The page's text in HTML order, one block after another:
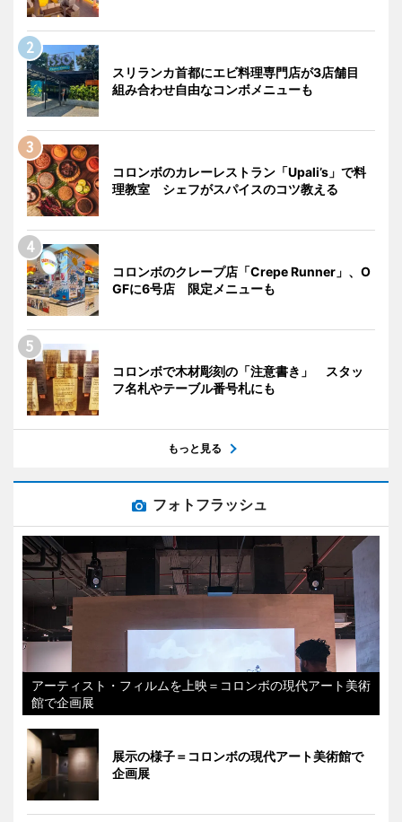
スリランカ首都にエビ料理専門店が3店舗目
組み合わせ自由なコンボメニューも
コロンボのカレーレストラン「Upali’s」で料
理教室 シェフがスパイスのコツ教える
コロンボのクレープ店「Crepe Runner」、O
GFに6号店 限定メニューも
コロンボで木材彫刻の「注意書き」 スタッ
フ名札やテーブル番号札にも
もっと見る
フォトフラッシュ
アーティスト・フィルムを上映＝コロンボの現代アート美術
館で企画展
展示の様子＝コロンボの現代アート美術館で
企画展